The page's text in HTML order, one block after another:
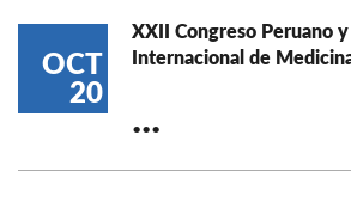
OCT
20
XXII Congreso Peruano
Internacional de
...